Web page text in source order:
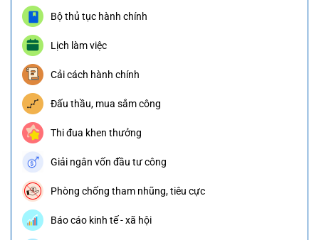
Bộ thủ tục hành chính
Lịch làm việc
Cải cách hành chính
Đấu thầu, mua sắm công
Thi đua khen thưởng
Giải ngân vốn đầu tư công
Phòng chống tham nhũng, tiêu cực
Báo cáo kinh tế - xã hội